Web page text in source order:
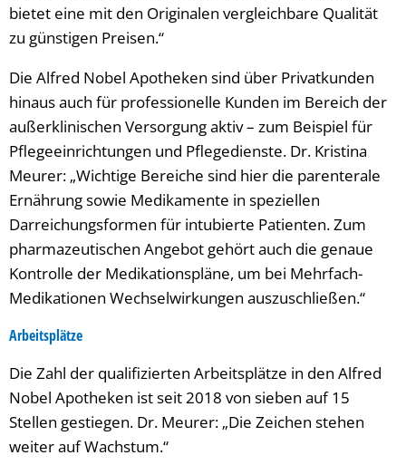
bietet eine mit den Originalen vergleichbare Qualität
zu günstigen Preisen.“
Die Alfred Nobel Apotheken sind über Privatkunden
hinaus auch für professionelle Kunden im Bereich der
außerklinischen Versorgung aktiv – zum Beispiel für
Pflegeeinrichtungen und Pflegedienste. Dr. Kristina
Meurer: „Wichtige Bereiche sind hier die parenterale
Ernährung sowie Medikamente in speziellen
Darreichungsformen für intubierte Patienten. Zum
pharmazeutischen Angebot gehört auch die genaue
Kontrolle der Medikationspläne, um bei Mehrfach-
Medikationen Wechselwirkungen auszuschließen.“
Arbeitsplätze
Die Zahl der qualifizierten Arbeitsplätze in den Alfred
Nobel Apotheken ist seit 2018 von sieben auf 15
Stellen gestiegen. Dr. Meurer: „Die Zeichen stehen
weiter auf Wachstum.“